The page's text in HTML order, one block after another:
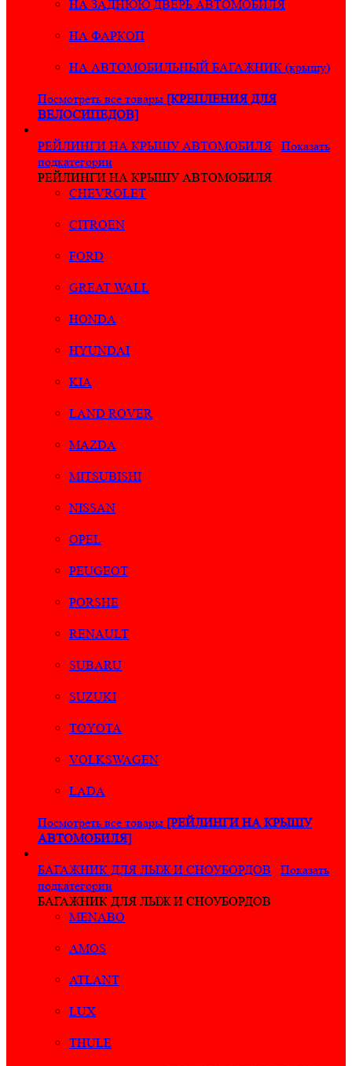
НА ЗАДНЮЮ ДВЕРЬ АВТОМОБИЛЯ
НА ФАРКОП
НА АВТОМОБИЛЬНЫЙ БАГАЖНИК (крышу)
Посмотреть все товары [КРЕПЛЕНИЯ ДЛЯ
ВЕЛОСИПЕДОВ]
РЕЙЛИНГИ НА КРЫШУ АВТОМОБИЛЯ
Показать
подкатегории
РЕЙЛИНГИ НА КРЫШУ АВТОМОБИЛЯ
CHEVROLET
CITROEN
FORD
GREAT WALL
HONDA
HYUNDAI
KIA
LAND ROVER
MAZDA
MITSUBISHI
NISSAN
OPEL
PEUGEOT
PORSHE
RENAULT
SUBARU
SUZUKI
TOYOTA
VOLKSWAGEN
LADA
Посмотреть все товары [РЕЙЛИНГИ НА КРЫШУ
АВТОМОБИЛЯ]
БАГАЖНИК ДЛЯ ЛЫЖ И СНОУБОРДОВ
Показать
подкатегории
БАГАЖНИК ДЛЯ ЛЫЖ И СНОУБОРДОВ
MENABO
AMOS
ATLANT
LUX
THULE